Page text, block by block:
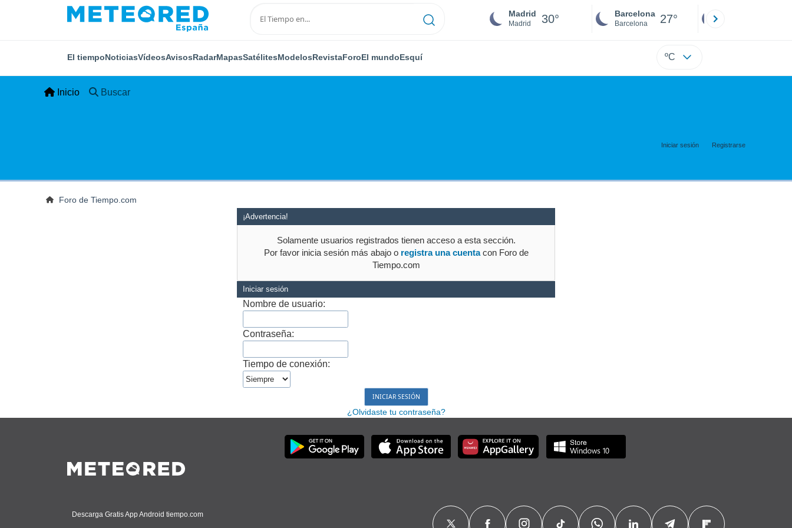
Madrid
Madrid 30° Barcelona
Barcelona 27°
El tiempoNoticiasVídeosAvisosRadarMapasSatélitesModelosRevistaForoEl mundoEsquí ºC
Inicio Buscar
Iniciar sesión Registrarse
Foro de Tiempo.com
¡Advertencia!
Solamente usuarios registrados tienen acceso a esta sección.
Por favor inicia sesión más abajo o registra una cuentacon Foro de
Tiempo.com
Iniciar sesión
Nombre de usuario:
Contraseña:
Tiempo de conexión:
¿Olvidaste tu contraseña?
Descarga Gratis App Android tiempo.com